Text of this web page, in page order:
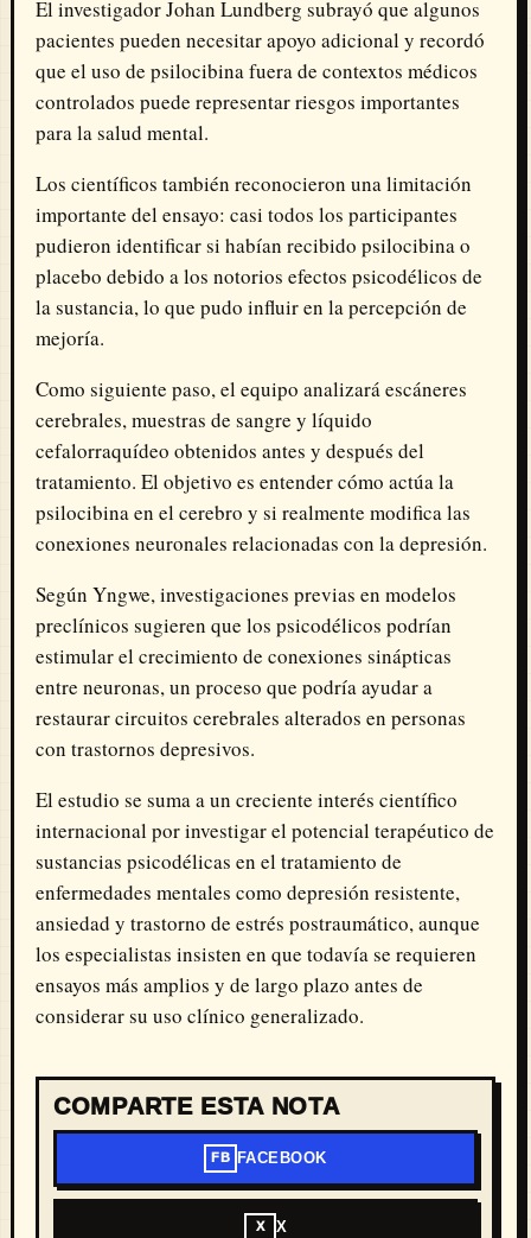
El investigador Johan Lundberg subrayó que algunos
pacientes pueden necesitar apoyo adicional y recordó
que el uso de psilocibina fuera de contextos médicos
controlados puede representar riesgos importantes
para la salud mental.
Los científicos también reconocieron una limitación
importante del ensayo: casi todos los participantes
pudieron identificar si habían recibido psilocibina o
placebo debido a los notorios efectos psicodélicos de
la sustancia, lo que pudo influir en la percepción de
mejoría.
Como siguiente paso, el equipo analizará escáneres
cerebrales, muestras de sangre y líquido
cefalorraquídeo obtenidos antes y después del
tratamiento. El objetivo es entender cómo actúa la
psilocibina en el cerebro y si realmente modifica las
conexiones neuronales relacionadas con la depresión.
Según Yngwe, investigaciones previas en modelos
preclínicos sugieren que los psicodélicos podrían
estimular el crecimiento de conexiones sinápticas
entre neuronas, un proceso que podría ayudar a
restaurar circuitos cerebrales alterados en personas
con trastornos depresivos.
El estudio se suma a un creciente interés científico
internacional por investigar el potencial terapéutico de
sustancias psicodélicas en el tratamiento de
enfermedades mentales como depresión resistente,
ansiedad y trastorno de estrés postraumático, aunque
los especialistas insisten en que todavía se requieren
ensayos más amplios y de largo plazo antes de
considerar su uso clínico generalizado.
COMPARTE ESTA NOTA
FB FACEBOOK
X X